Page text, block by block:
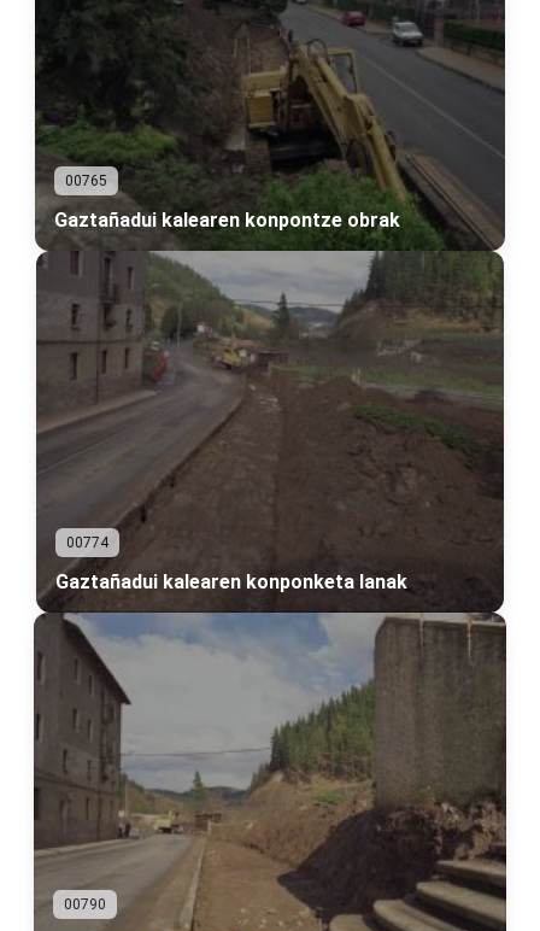
00765
Gaztañadui kalearen konpontze obrak
00774
Gaztañadui kalearen konponketa lanak
00790